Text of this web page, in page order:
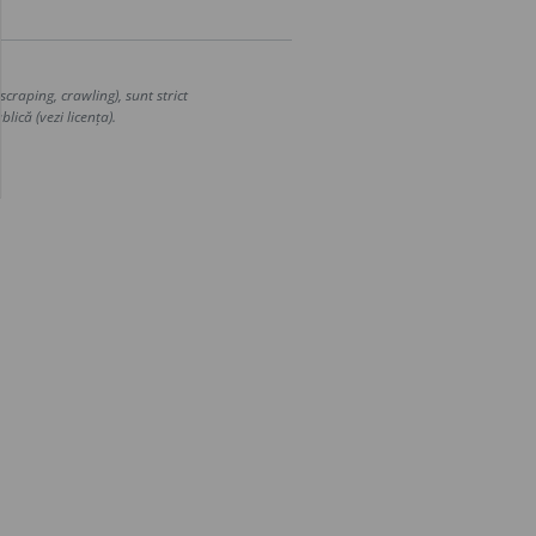
crawling), sunt strict
(vezi licența).